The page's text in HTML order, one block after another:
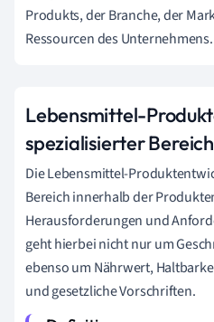
Produkts, der Branche, der
Ressourcen des Unternehmens.
Lebensmittel-
spezialisierter Bereich
Die Lebensmittel-
Bereich innerhalb der
Herausforderungen und
geht hierbei nicht nur um
ebenso um Nährwert,
und gesetzliche Vorschriften.